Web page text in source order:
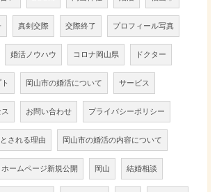
真剣交際 交際終了 プロフィール写真
婚活ノウハウ コロナ岡山県 ドクター
岡山市の婚活について サービス
お問い合わせ プライバシーポリシー
される理由 岡山市の婚活の内容について
ホームページ新規公開 岡山 結婚相談